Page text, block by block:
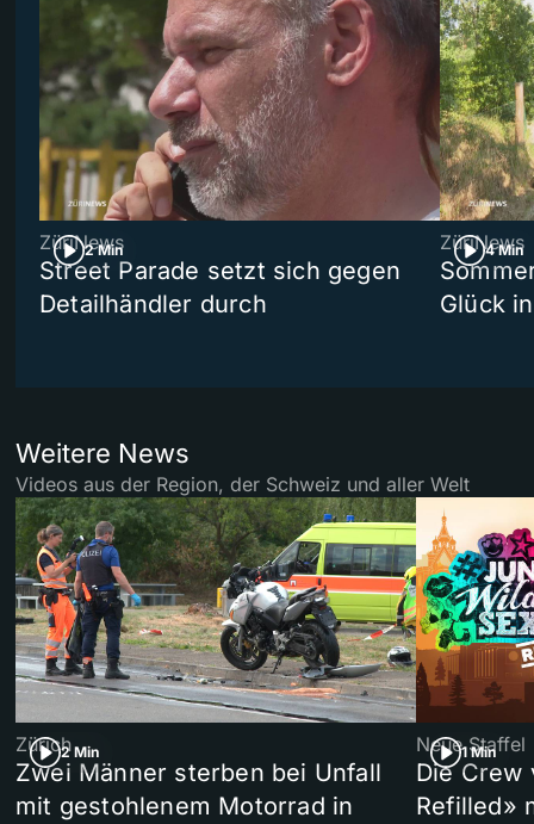
2 Min
ZüriNews
Street Parade setzt sich gegen
Detailhändler durch
4 Min
ZüriNews
Glück
Weitere News
Videos aus der Region, der Schweiz und aller Welt
2 Min
Zürich
Zwei Männer sterben bei Unfall
mit gestohlenem Motorrad in
1 Min
Neue Staffel
Die Crew
Refilled»